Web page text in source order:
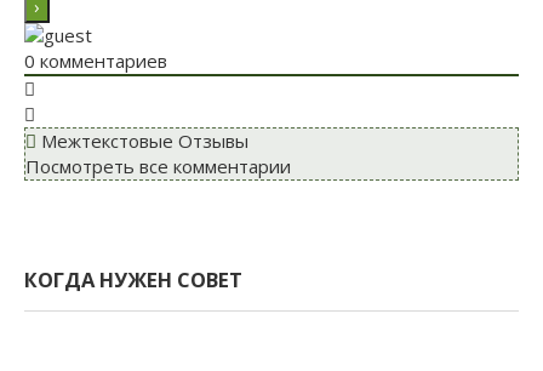
0 комментариев
Межтекстовые Отзывы
Посмотреть все комментарии
КОГДА НУЖЕН СОВЕТ